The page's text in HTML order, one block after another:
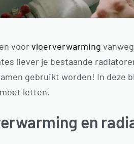
voorvloerverwarming
liever je bestaande
gebruikt worden! In deze
letten.
en